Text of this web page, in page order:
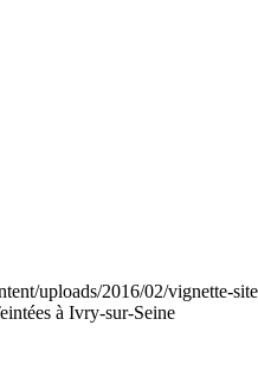
uploads/2016/02/vignette-
à Ivry-sur-Seine